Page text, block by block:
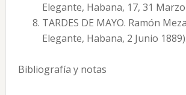
Elegante, Habana, 17, 31
TARDES DE MAYO. Ramón
Elegante, Habana, 2 Junio 1889).
Bibliografía y notas